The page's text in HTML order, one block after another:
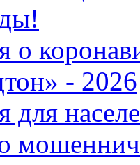
о
- 2026